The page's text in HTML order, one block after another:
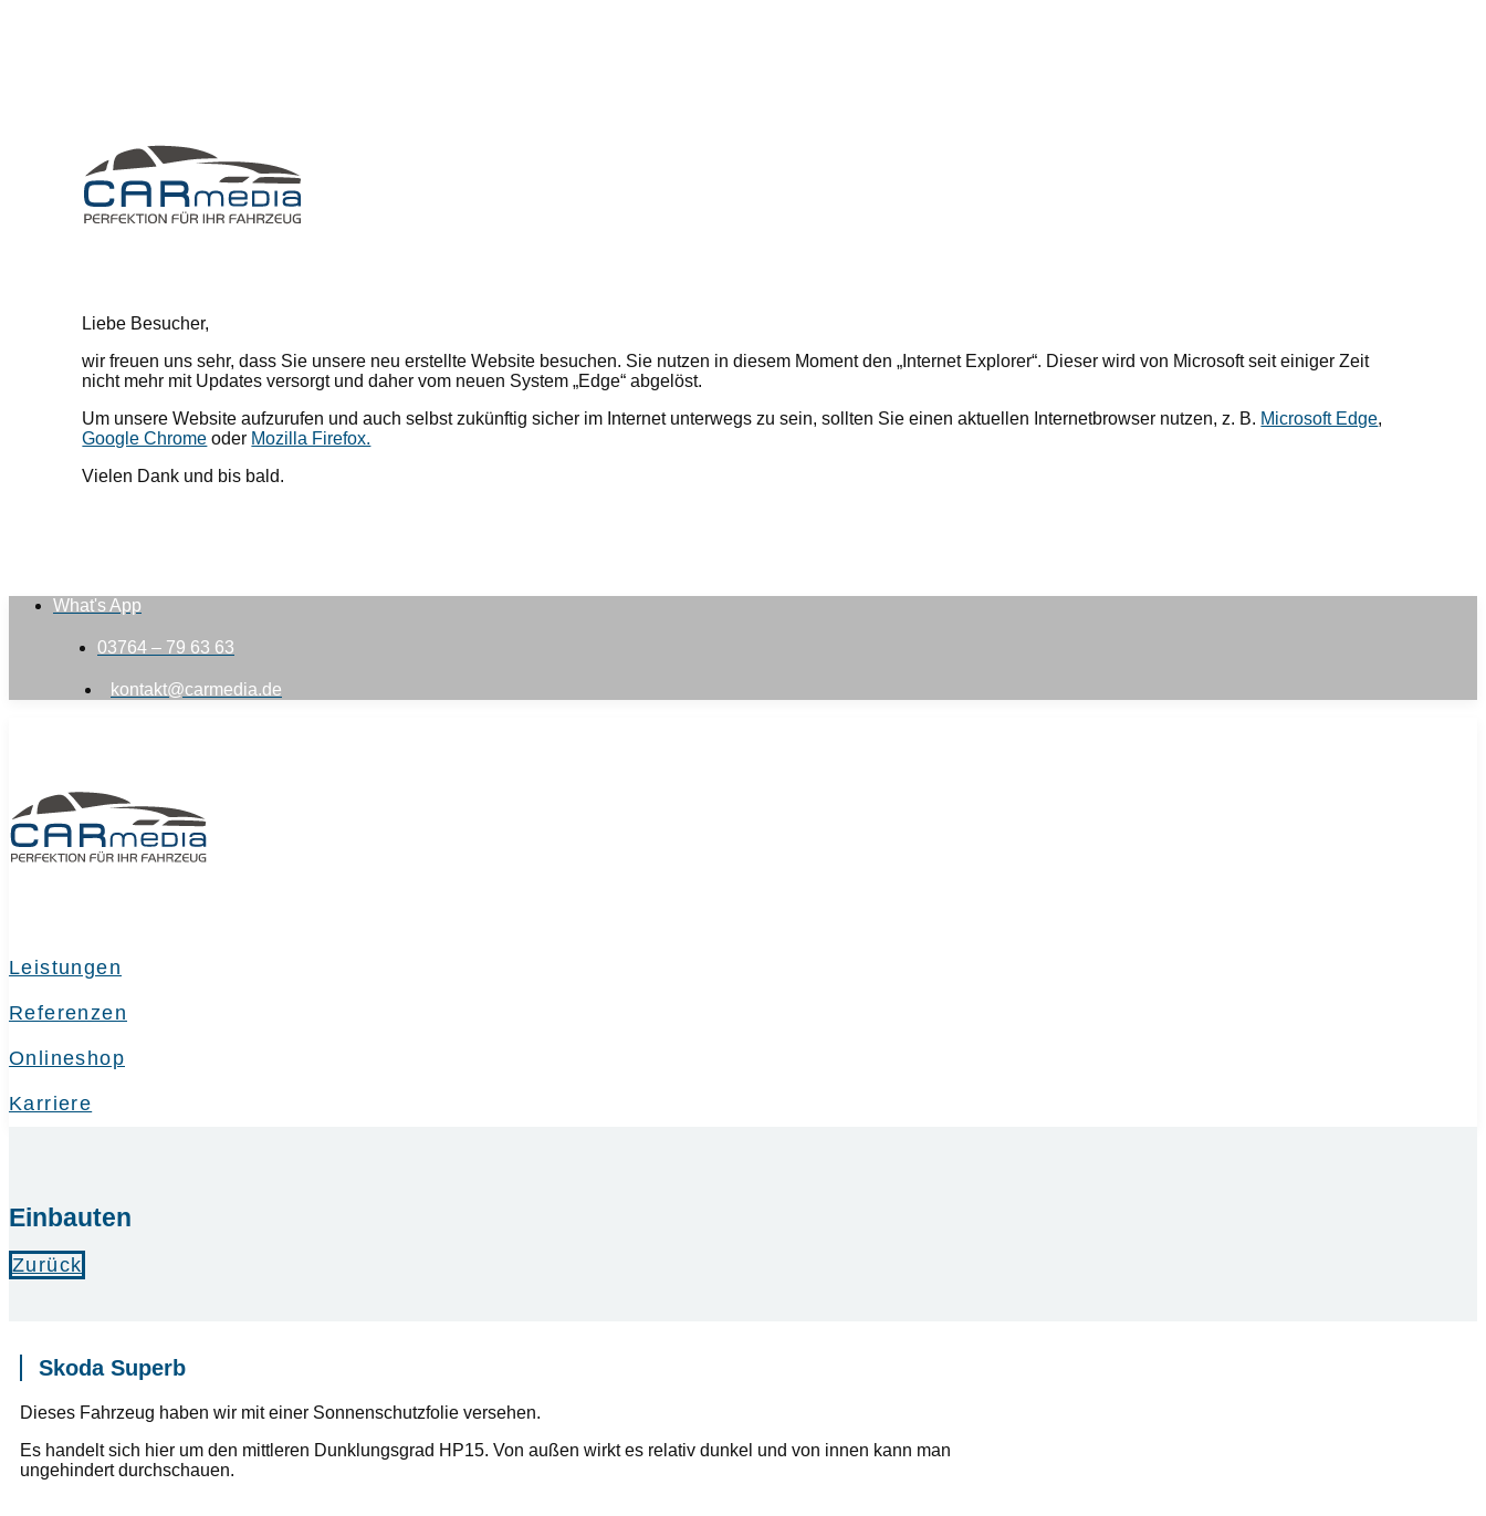
Liebe Besucher,
wir freuen uns sehr, dass Sie unsere neu erstellte Website besuchen. Sie nutzen in diesem Moment den „Internet Explorer“. Dieser wird von Microsoft seit einiger Zeit
nicht mehr mit Updates versorgt und daher vom neuen System „Edge“ abgelöst.
Um unsere Website aufzurufen und auch selbst zukünftig sicher im Internet unterwegs zu sein, sollten Sie einen aktuellen Internetbrowser nutzen, z. B. Microsoft Edge,
Google Chrome oder Mozilla Firefox.
Vielen Dank und bis bald.
What's App
03764 – 79 63 63
kontakt@carmedia.de
Leistungen
Referenzen
Onlineshop
Karriere
Einbauten
Zurück
Skoda Superb
Dieses Fahrzeug haben wir mit einer Sonnenschutzfolie versehen.
Es handelt sich hier um den mittleren Dunklungsgrad HP15. Von außen wirkt es relativ dunkel und von innen kann man
ungehindert durchschauen.